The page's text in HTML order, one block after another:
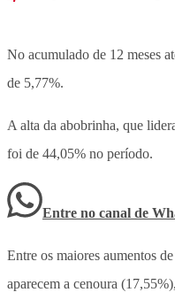
No acumulado de 12 meses
de 5,77%.
A alta da abobrinha, que
foi de 44,05% no período.
Entre no canal de
Entre os maiores aumentos
aparecem a cenoura